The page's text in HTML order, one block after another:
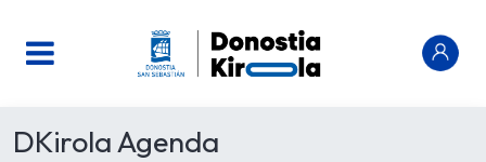
DKirola Agenda